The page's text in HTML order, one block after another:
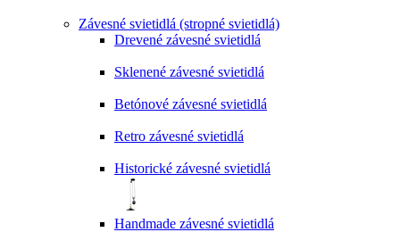
Závesné svietidlá (stropné svietidlá)
Drevené závesné svietidlá
Sklenené závesné svietidlá
Betónové závesné svietidlá
Retro závesné svietidlá
Historické závesné svietidlá
Handmade závesné svietidlá